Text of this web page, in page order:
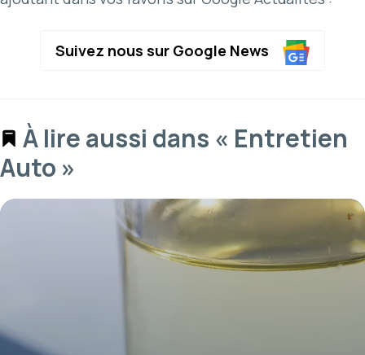
Suivez nous sur Google News
À lire aussi dans « Entretien
Auto »